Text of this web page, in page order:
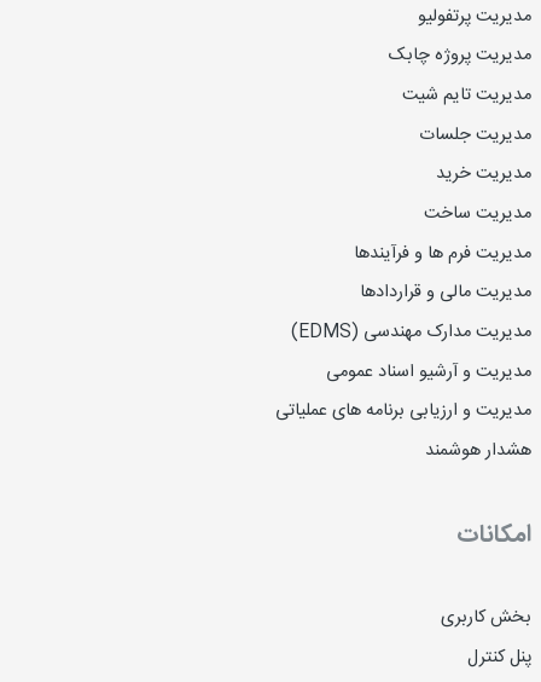
مدیریت پرتفولیو
مدیریت پروژه چابک
مدیریت تایم شیت
مدیریت جلسات
مدیریت خرید
مدیریت ساخت
مدیریت فرم ها و فرآیندها
مدیریت مالی و قراردادها
مدیریت مدارک مهندسی (EDMS)
مدیریت و آرشیو اسناد عمومی
مدیریت و ارزیابی برنامه های عملیاتی
هشدار هوشمند
امکانات
بخش کاربری
پنل کنترل